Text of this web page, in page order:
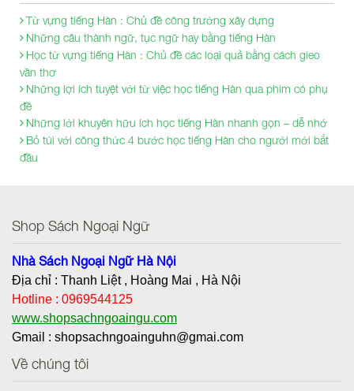
Từ vựng tiếng Hàn : Chủ đề công trường xây dựng
Những câu thành ngữ, tục ngữ hay bằng tiếng Hàn
Học từ vựng tiếng Hàn : Chủ đề các loại quả bằng cách gieo
vần thơ
Những lợi ích tuyệt vời từ việc học tiếng Hàn qua phim có phụ
đề
Những lời khuyên hữu ích học tiếng Hàn nhanh gọn – dễ nhớ
Bỏ túi với công thức 4 bước học tiếng Hàn cho người mới bắt
đầu
Shop Sách Ngoại Ngữ
Nhà Sách Ngoại Ngữ Hà Nội
Địa chỉ : Thanh Liệt , Hoàng Mai , Hà Nội
Hotline : 0969544125
www.shopsachngoaingu.com
Gmail : shopsachngoainguhn@gmai.com
Về chúng tôi